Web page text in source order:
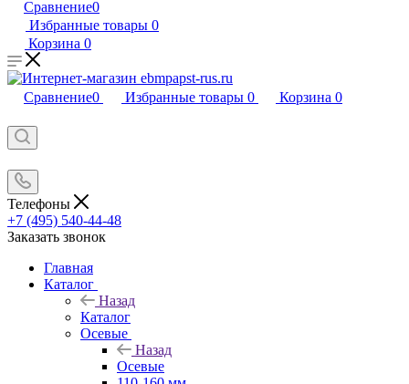
Сравнение0
Избранные товары 0
Корзина 0
Сравнение0 Избранные товары 0 Корзина 0
Телефоны
+7 (495) 540-44-48
Заказать звонок
Главная
Каталог
Назад
Каталог
Осевые
Назад
Осевые